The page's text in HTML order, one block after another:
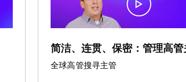
简洁、连贯、保密：管理高管
全球高管搜寻主管